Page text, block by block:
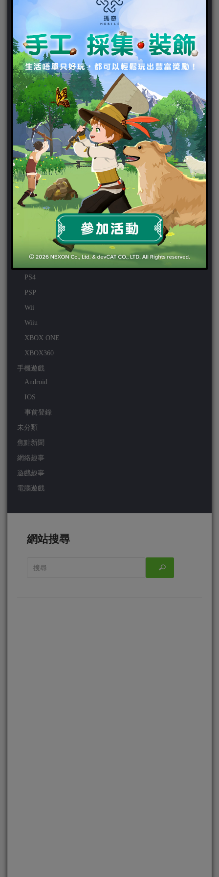
新聞分類
ChinaJoy 2018
Chinajoy2025
Cosplay 專區
TGS2019
VIPlayer
天堂2:革命 專區
天堂2:革命 攻略
天堂2:革命 新聞
好康活動
官方虛寶
家用遊戲
PS4
PSP
Wii
Wiiu
XBOX ONE
XBOX360
手機遊戲
Android
IOS
事前登錄
未分類
焦點新聞
網絡趣事
遊戲趣事
電腦遊戲
網站搜尋